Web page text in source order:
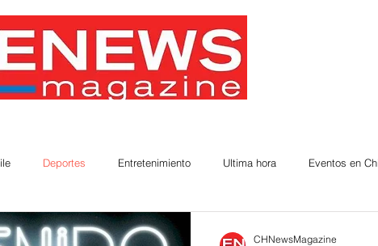
Deportes Entretenimiento Ultima hora Eventos en
Chilenos por el Mundo Productos Chilenos Destacados
CHNewsMagazine